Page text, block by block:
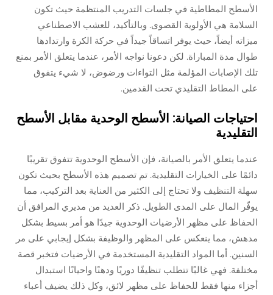
الأسطح المطاطية في جلسات التدريب المنتظمة حيث تكون
السلامة هي الأولوية القصوى. وبالتأكيد، للعشب الاصطناعي
ميزاته أيضاً، حيث يوفر اتساقاً جيداً في حركة الكرة وارتدادها
طوال مدة المباراة. لكن دعونا نواجه الأمر، عندما يتعلق الأمر بمنع
تلك الإصابات المؤلمة مثل التواءات ورضوض، لا شيء يتفوق
على المطاط التقليدي تحت القدمين.
احتياجات الصيانة: الأسطح الوحدية مقابل الأسطح
التقليدية
عندما يتعلق الأمر بالصيانة، فإن الأسطح الوحدوية تتفوق تقريبًا
دائمًا على الخيارات التقليدية. تم تصميم هذه الأسطح بحيث تكون
سهلة التنظيف ولا تحتاج إلى الكثير من العناية بعد التركيب، مما
يوفّر المال على المدى الطويل. ذكر العديد من مديري المرافق أن
الحفاظ على مظهر الأرضيات الوحدوية جيدًا هو أمر بسيط بشكل
مدهش، مما ينعكس على المظهر والوظيفة بشكل إيجابي على مر
السنين. أما المواد التقليدية المستخدمة في الأرضيات فتخبر قصة
مختلفة. فهي غالبًا تتطلب تنظيفًا دوريًا ودهنًا واحيانًا استبدال
أجزاء منها فقط للحفاظ على مظهر لائق، وكل ذلك يضيف أعباء